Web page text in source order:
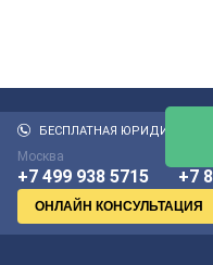
БЕСПЛАТНАЯ
Москва
+7 499 938 5715 +7